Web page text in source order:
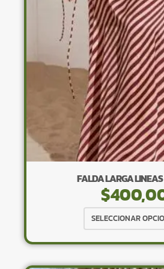
FALDA LARGA
$
SELECCIONAR